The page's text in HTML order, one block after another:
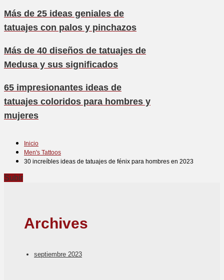
Más de 25 ideas geniales de
tatuajes con palos y pinchazos
Más de 40 diseños de tatuajes de
Medusa y sus significados
65 impresionantes ideas de
tatuajes coloridos para hombres y
mujeres
Inicio
Men's Tattoos
30 increíbles ideas de tatuajes de fénix para hombres en 2023
Subir
Archives
septiembre 2023